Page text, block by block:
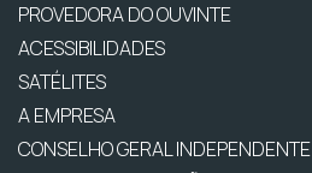
PROVEDORA DO OUVINTE
ACESSIBILIDADES
SATÉLITES
A EMPRESA
CONSELHO GERAL INDEPENDENTE